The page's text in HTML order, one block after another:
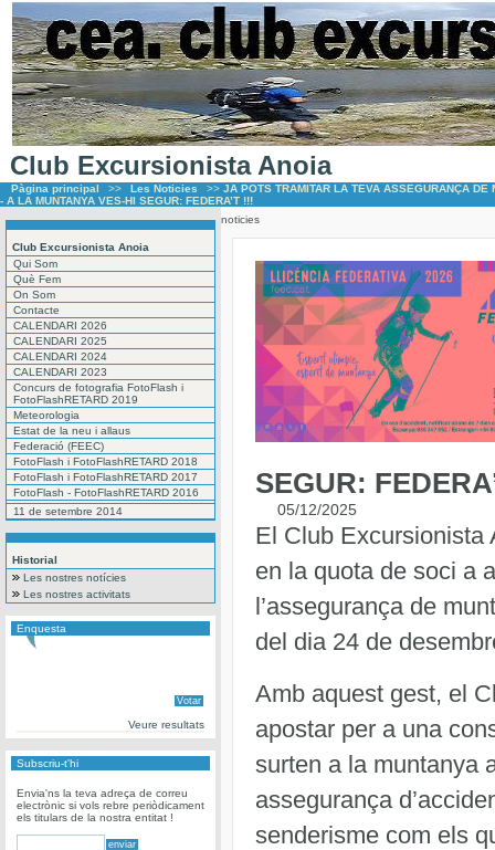
Club Excursionista Anoia
Pàgina principal >> Les Noticies >> JA POTS TRAMITAR LA TEVA ASSEGURANÇA DE
- A LA MUNTANYA VES-HI SEGUR: FEDERA’T !!!
Club Excursionista Anoia
Qui Som
Què Fem
On Som
Contacte
CALENDARI 2026
CALENDARI 2025
CALENDARI 2024
CALENDARI 2023
Concurs de fotografia FotoFlash i
FotoFlashRETARD 2019
Meteorologia
Estat de la neu i allaus
Federació (FEEC)
FotoFlash i FotoFlashRETARD 2018
FotoFlash i FotoFlashRETARD 2017
FotoFlash - FotoFlashRETARD 2016
11 de setembre 2014
Historial
Les nostres notícies
Les nostres activitats
Enquesta
Veure resultats
Subscriu-t'hi
Envia'ns la teva adreça de correu
electrònic si vols rebre periòdicament
els titulars de la nostra entitat !
noticies
SEGUR:
05/12/2025
El Club Excursionista
en la quota de soci a
l’assegurança de
del dia 24 de
Amb aquest gest, el
apostar per a una
surten a la muntanya
assegurança
senderisme com els